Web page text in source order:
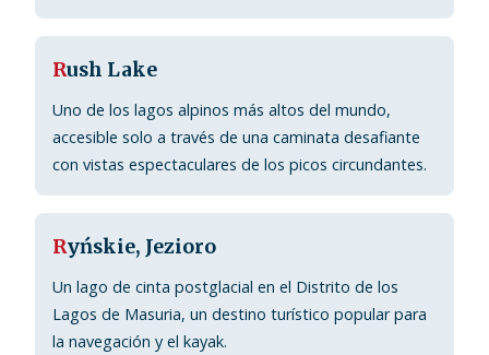
Rush Lake
Uno de los lagos alpinos más altos del mundo,
accesible solo a través de una caminata desafiante
con vistas espectaculares de los picos circundantes.
Ryńskie, Jezioro
Un lago de cinta postglacial en el Distrito de los
Lagos de Masuria, un destino turístico popular para
la navegación y el kayak.